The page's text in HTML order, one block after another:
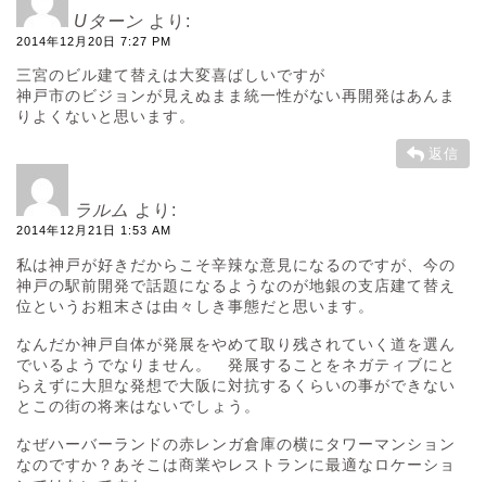
Uターン より:
2014年12月20日 7:27 PM
三宮のビル建て替えは大変喜ばしいですが
神戸市のビジョンが見えぬまま統一性がない再開発はあんま
りよくないと思います。
返信
ラルム より:
2014年12月21日 1:53 AM
私は神戸が好きだからこそ辛辣な意見になるのですが、今の
神戸の駅前開発で話題になるようなのが地銀の支店建て替え
位というお粗末さは由々しき事態だと思います。
なんだか神戸自体が発展をやめて取り残されていく道を選ん
でいるようでなりません。 発展することをネガティブにと
らえずに大胆な発想で大阪に対抗するくらいの事ができない
とこの街の将来はないでしょう。
なぜハーバーランドの赤レンガ倉庫の横にタワーマンション
なのですか？あそこは商業やレストランに最適なロケーショ